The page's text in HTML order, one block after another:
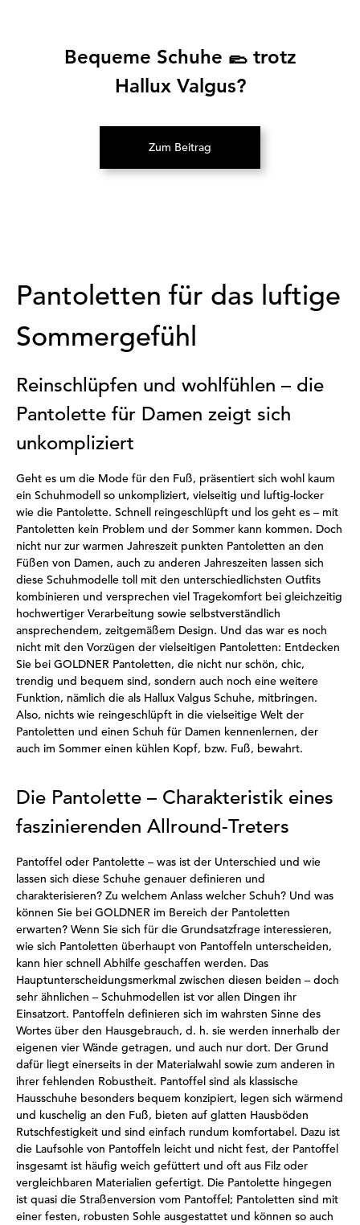
Bequeme Schuhe 🥿 trotz
Hallux Valgus?
Zum Beitrag(Öffnet in neuem Tab)
Pantoletten für das luftige
Sommergefühl
Reinschlüpfen und wohlfühlen – die
Pantolette für Damen zeigt sich
unkompliziert
Geht es um die Mode für den Fuß, präsentiert sich wohl kaum
ein Schuhmodell so unkompliziert, vielseitig und luftig-locker
wie die Pantolette. Schnell reingeschlüpft und los geht es – mit
Pantoletten kein Problem und der Sommer kann kommen. Doch
nicht nur zur warmen Jahreszeit punkten Pantoletten an den
Füßen von Damen, auch zu anderen Jahreszeiten lassen sich
diese Schuhmodelle toll mit den unterschiedlichsten Outfits
kombinieren und versprechen viel Tragekomfort bei gleichzeitig
hochwertiger Verarbeitung sowie selbstverständlich
ansprechendem, zeitgemäßem Design. Und das war es noch
nicht mit den Vorzügen der vielseitigen Pantoletten: Entdecken
Sie bei GOLDNER Pantoletten, die nicht nur schön, chic,
trendig und bequem sind, sondern auch noch eine weitere
Funktion, nämlich die als Hallux Valgus Schuhe, mitbringen.
Also, nichts wie reingeschlüpft in die vielseitige Welt der
Pantoletten und einen Schuh für Damen kennenlernen, der
auch im Sommer einen kühlen Kopf, bzw. Fuß, bewahrt.
Die Pantolette – Charakteristik eines
faszinierenden Allround-Treters
Pantoffel oder Pantolette – was ist der Unterschied und wie
lassen sich diese Schuhe genauer definieren und
charakterisieren? Zu welchem Anlass welcher Schuh? Und was
können Sie bei GOLDNER im Bereich der Pantoletten
erwarten? Wenn Sie sich für die Grundsatzfrage interessieren,
wie sich Pantoletten überhaupt von Pantoffeln unterscheiden,
kann hier schnell Abhilfe geschaffen werden. Das
Hauptunterscheidungsmerkmal zwischen diesen beiden – doch
sehr ähnlichen – Schuhmodellen ist vor allen Dingen ihr
Einsatzort. Pantoffeln definieren sich im wahrsten Sinne des
Wortes über den Hausgebrauch, d. h. sie werden innerhalb der
eigenen vier Wände getragen, und auch nur dort. Der Grund
dafür liegt einerseits in der Materialwahl sowie zum anderen in
ihrer fehlenden Robustheit. Pantoffel sind als klassische
Hausschuhe besonders bequem konzipiert, legen sich wärmend
und kuschelig an den Fuß, bieten auf glatten Hausböden
Rutschfestigkeit und sind einfach rundum komfortabel. Dazu ist
die Laufsohle von Pantoffeln leicht und nicht fest, der Pantoffel
insgesamt ist häufig weich gefüttert und oft aus Filz oder
vergleichbaren Materialien gefertigt. Die Pantolette hingegen
ist quasi die Straßenversion vom Pantoffel; Pantoletten sind mit
einer festen, robusten Sohle ausgestattet und können so auch